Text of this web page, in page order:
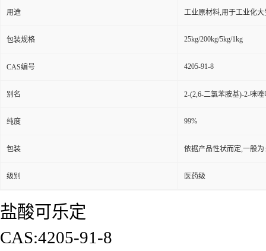
用途 工业原材料,用于工业化大
包装规格 25kg/200kg/5kg/1kg
CAS编号 4205-91-8
别名 2-(2,6-二氯苯胺基)-2-咪
纯度 99%
包装 依据产品性状而定,一般
级别 医药级
盐酸可乐定
CAS:4205-91-8